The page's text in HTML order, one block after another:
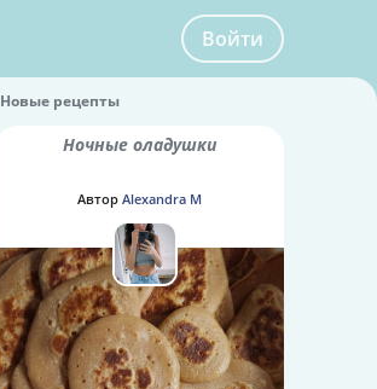
Войти
Новые рецепты
Ночные оладушки
Автор Alexandra M